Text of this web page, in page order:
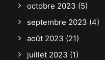
octobre 2023 (5)
septembre 2023 (4)
août 2023 (21)
juillet 2023 (1)